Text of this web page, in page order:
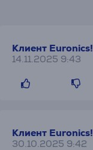
Клиент Euronics!
14.11.2025 9:43
Клиент Euronics!
30.10.2025 9:42